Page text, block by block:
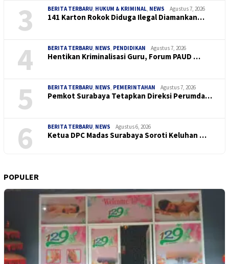
3 BERITA TERBARU, HUKUM & KRIMINAL, NEWS Agustus 7, 2026
141 Karton Rokok Diduga Ilegal Diamankan…
4 BERITA TERBARU, NEWS, PENDIDIKAN Agustus 7, 2026
Hentikan Kriminalisasi Guru, Forum PAUD …
5 BERITA TERBARU, NEWS, PEMERINTAHAN Agustus 7, 2026
Pemkot Surabaya Tetapkan Direksi Perumda…
6 BERITA TERBARU, NEWS Agustus 6, 2026
Ketua DPC Madas Surabaya Soroti Keluhan …
POPULER